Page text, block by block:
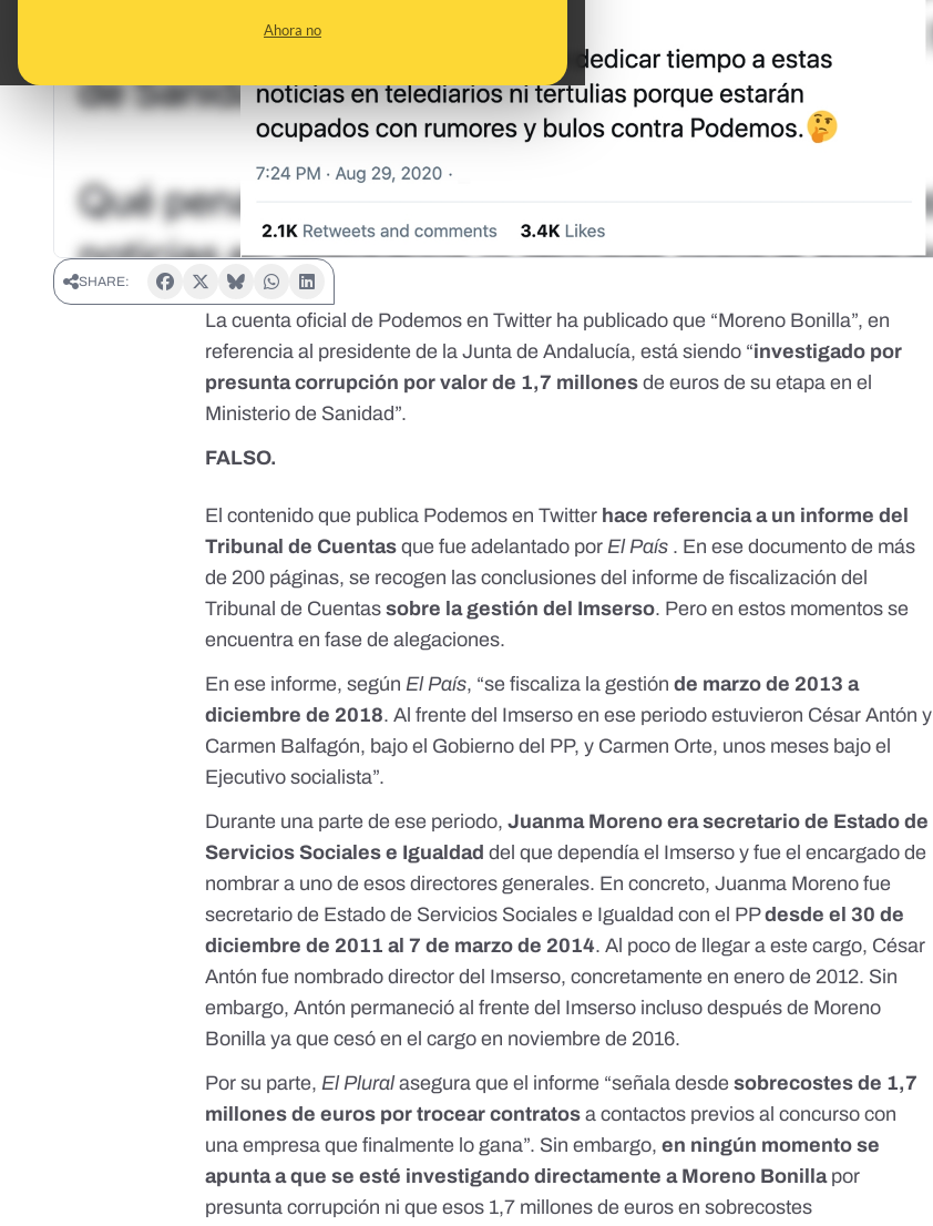
Ahora no
SHARE:
La cuenta oficial de Podemos en Twitter ha publicado que “Moreno Bonilla”, en
referencia al presidente de la Junta de Andalucía, está siendo “investigado por
presunta corrupción por valor de 1,7 millones de euros de su etapa en el
Ministerio de Sanidad”.
FALSO.
El contenido que publica Podemos en Twitter hace referencia a un informe del
Tribunal de Cuentas que fueadelantado porEl País . En ese documento de más
de 200 páginas, se recogen las conclusiones del informe de fiscalización del
Tribunal de Cuentassobre la gestión del Imserso. Pero en estos momentos se
encuentra en fase de alegaciones.
En ese informe, segúnEl País, “se fiscaliza la gestiónde marzo de 2013 a
diciembre de 2018. Al frente del Imserso en ese periodo estuvieron César Antón y
Carmen Balfagón, bajo el Gobierno del PP, y Carmen Orte, unos meses bajo el
Ejecutivo socialista”.
Durante una parte de ese periodo,Juanma Moreno era secretario de Estado de
Servicios Sociales e Igualdad del que dependía el Imserso y fue el encargado de
nombrar a uno de esos directores generales. En concreto, Juanma Moreno fue
secretario de Estado de Servicios Sociales e Igualdad con el PPdesde el 30 de
diciembre de 2011 al 7 de marzo de 2014. Al poco de llegar a este cargo, César
Antón fue nombrado director del Imserso, concretamenteen enero de 2012. Sin
embargo, Antón permaneció al frente del Imserso incluso después de Moreno
Bonilla ya quecesó en el cargo en noviembre de 2016.
Por su parte,El Pluralasegura que el informe “señala desdesobrecostes de 1,7
millones de euros por trocear contratos a contactos previos al concurso con
una empresa que finalmente lo gana”. Sin embargo,en ningún momento se
apunta a que se esté investigando directamente a Moreno Bonillapor
presunta corrupción ni que esos 1,7 millones de euros en sobrecostes